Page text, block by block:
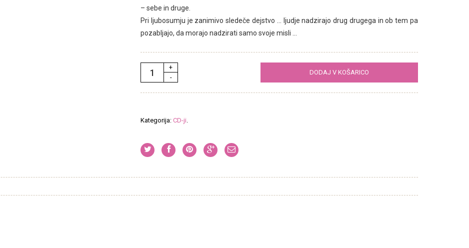
– sebe in druge.
Pri ljubosumju je zanimivo sledeče dejstvo … ljudje nadzirajo drug drugega in ob tem pa
pozabljajo, da morajo nadzirati samo svoje misli …
DODAJ V KOŠARICO
Kategorija: CD-ji.